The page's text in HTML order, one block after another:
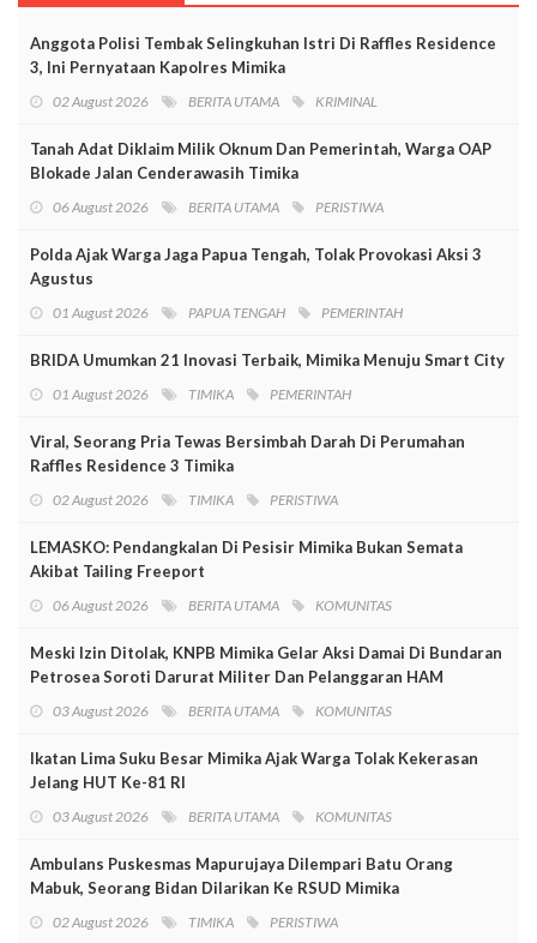
Anggota Polisi Tembak Selingkuhan Istri Di Raffles Residence
3, Ini Pernyataan Kapolres Mimika
02 August 2026 BERITA UTAMA KRIMINAL
Tanah Adat Diklaim Milik Oknum Dan Pemerintah, Warga OAP
Blokade Jalan Cenderawasih Timika
06 August 2026 BERITA UTAMA PERISTIWA
Polda Ajak Warga Jaga Papua Tengah, Tolak Provokasi Aksi 3
Agustus
01 August 2026 PAPUA TENGAH PEMERINTAH
BRIDA Umumkan 21 Inovasi Terbaik, Mimika Menuju Smart City
01 August 2026 TIMIKA PEMERINTAH
Viral, Seorang Pria Tewas Bersimbah Darah Di Perumahan
Raffles Residence 3 Timika
02 August 2026 TIMIKA PERISTIWA
LEMASKO: Pendangkalan Di Pesisir Mimika Bukan Semata
Akibat Tailing Freeport
06 August 2026 BERITA UTAMA KOMUNITAS
Meski Izin Ditolak, KNPB Mimika Gelar Aksi Damai Di Bundaran
Petrosea Soroti Darurat Militer Dan Pelanggaran HAM
03 August 2026 BERITA UTAMA KOMUNITAS
Ikatan Lima Suku Besar Mimika Ajak Warga Tolak Kekerasan
Jelang HUT Ke-81 RI
03 August 2026 BERITA UTAMA KOMUNITAS
Ambulans Puskesmas Mapurujaya Dilempari Batu Orang
Mabuk, Seorang Bidan Dilarikan Ke RSUD Mimika
02 August 2026 TIMIKA PERISTIWA